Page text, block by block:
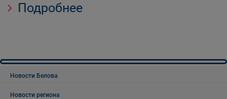
Подробнее
Новости Белова
Новости региона